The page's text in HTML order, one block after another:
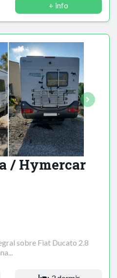
+ info
/ Hymercar
sobre Fiat Ducato 2.8